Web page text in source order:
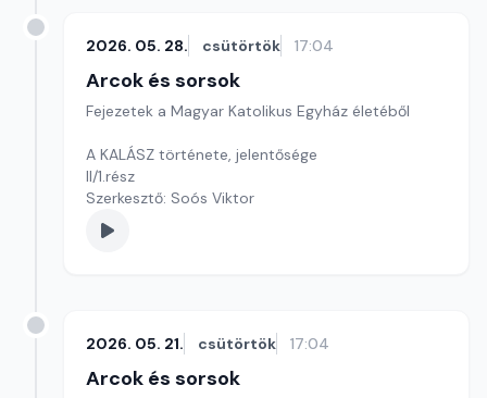
2026. 05. 28. csütörtök 17:04
Arcok és sorsok
Fejezetek a Magyar Katolikus Egyház életéből
A KALÁSZ története, jelentősége
II/1.rész
Szerkesztő: Soós Viktor
2026. 05. 21. csütörtök 17:04
Arcok és sorsok